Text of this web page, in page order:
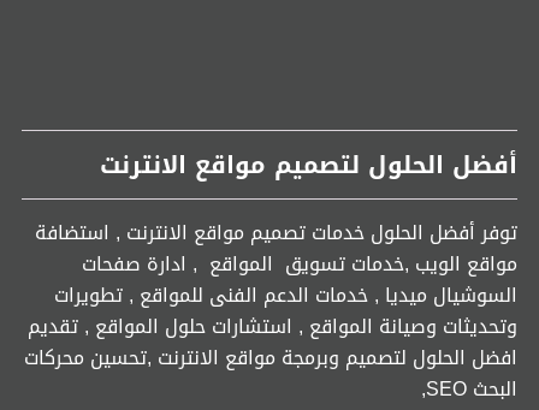
أفضل الحلول لتصميم مواقع الانترنت
توفر أفضل الحلول خدمات تصميم مواقع الانترنت , استضافة
مواقع الويب ,خدمات تسويق المواقع , ادارة صفحات
السوشيال ميديا , خدمات الدعم الفنى للمواقع , تطويرات
وتحديثات وصيانة المواقع , استشارات حلول المواقع , تقديم
افضل الحلول لتصميم وبرمجة مواقع الانترنت ,تحسين محركات
البحث SEO,